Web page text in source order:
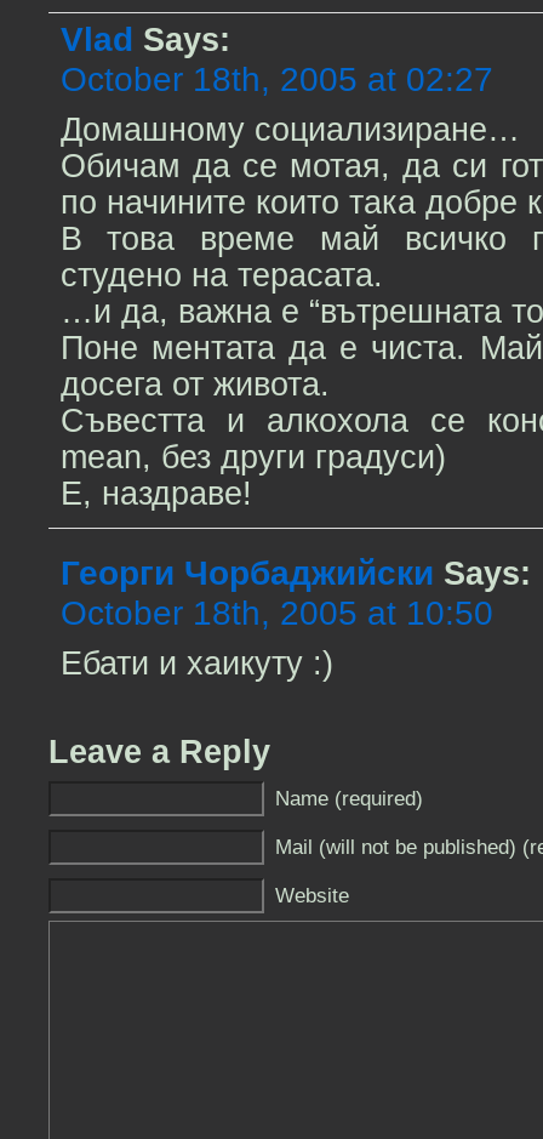
Vlad Says:
October 18th, 2005 at 02:27
Домашному социализиране…
Обичам да се мотая, да си
по начините които така добре
В това време май всичко
студено на терасата.
…и да, важна е “вътрешната
Поне ментата да е чиста.
досега от живота.
Съвестта и алкохола се
mean, без други градуси)
Е, наздраве!
Георги Чорбаджийски Says:
October 18th, 2005 at 10:50
Ебати и хаикуту :)
Leave a Reply
Name (required)
Mail (will not be published)
Website